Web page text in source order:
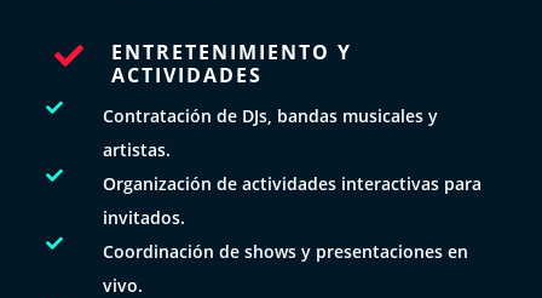

ENTRETENIMIENTO Y
ACTIVIDADES

Contratación de DJs, bandas musicales y
artistas.

Organización de actividades interactivas para
invitados.

Coordinación de shows y presentaciones en
vivo.